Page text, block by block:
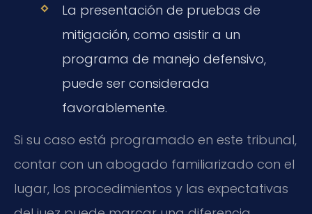
La presentación de pruebas de
mitigación, como asistir a un
programa de manejo defensivo,
puede ser considerada
favorablemente.
Si su caso está programado en este tribunal,
contar con un abogado familiarizado con el
lugar, los procedimientos y las expectativas